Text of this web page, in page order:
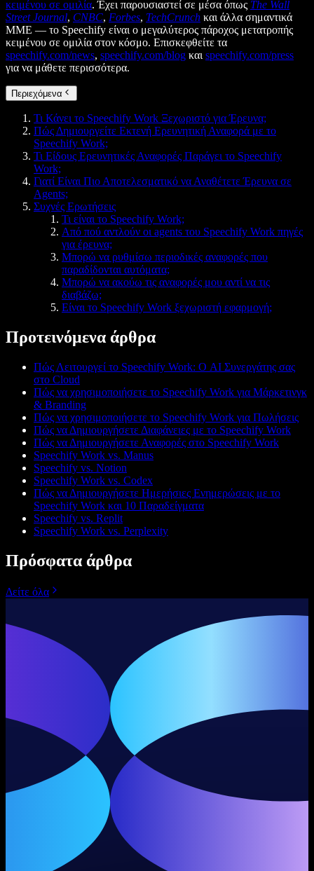
κειμένου σε ομιλία. Έχει παρουσιαστεί σε μέσα όπως The Wall
Street Journal, CNBC, Forbes, TechCrunch και άλλα σημαντικά
ΜΜΕ — το Speechify είναι ο μεγαλύτερος πάροχος μετατροπής
κειμένου σε ομιλία στον κόσμο. Επισκεφθείτε τα
speechify.com/news, speechify.com/blog και speechify.com/press
για να μάθετε περισσότερα.
Περιεχόμενα
Τι Κάνει το Speechify Work Ξεχωριστό για Έρευνα;
Πώς Δημιουργείτε Εκτενή Ερευνητική Αναφορά με το
Speechify Work;
Τι Είδους Ερευνητικές Αναφορές Παράγει το Speechify
Work;
Γιατί Είναι Πιο Αποτελεσματικό να Αναθέτετε Έρευνα σε
Agents;
Συχνές Ερωτήσεις
Τι είναι το Speechify Work;
Από πού αντλούν οι agents του Speechify Work πηγές
για έρευνα;
Μπορώ να ρυθμίσω περιοδικές αναφορές που
παραδίδονται αυτόματα;
Μπορώ να ακούω τις αναφορές μου αντί να τις
διαβάζω;
Είναι το Speechify Work ξεχωριστή εφαρμογή;
Προτεινόμενα άρθρα
Πώς Λειτουργεί το Speechify Work: Ο AI Συνεργάτης σας
στο Cloud
Πώς να χρησιμοποιήσετε το Speechify Work για Μάρκετινγκ
& Branding
Πώς να χρησιμοποιήσετε το Speechify Work για Πωλήσεις
Πώς να Δημιουργήσετε Διαφάνειες με το Speechify Work
Πώς να Δημιουργήσετε Αναφορές στο Speechify Work
Speechify Work vs. Manus
Speechify vs. Notion
Speechify Work vs. Codex
Πώς να Δημιουργήσετε Ημερήσιες Ενημερώσεις με το
Speechify Work και 10 Παραδείγματα
Speechify vs. Replit
Speechify Work vs. Perplexity
Πρόσφατα άρθρα
Δείτε όλα